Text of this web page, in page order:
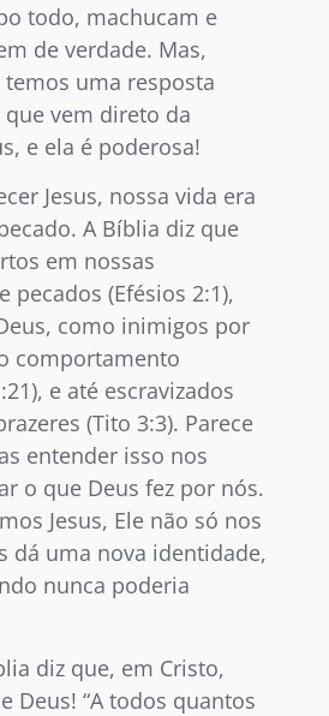
todo, machucam e
de verdade. Mas,
uma resposta
vem direto da
e ela é poderosa!
Jesus, nossa vida era
A Bíblia diz que
em nossas
pecados (Efésios 2:1),
como inimigos por
comportamento
e até escravizados
(Tito 3:3). Parece
entender isso nos
o que Deus fez por nós.
Jesus, Ele não só nos
dá uma nova identidade,
nunca poderia
diz que, em Cristo,
Deus! “A todos quantos